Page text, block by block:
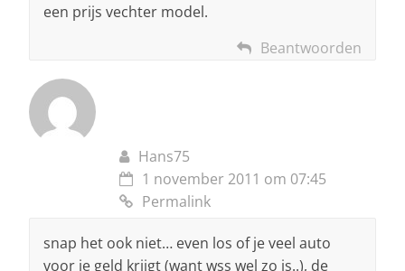
een prijs vechter model.
Beantwoorden
Hans75
1 november 2011 om 07:45
Permalink
snap het ook niet… even los of je veel auto
voor je geld krijgt (want wss wel zo is..), de